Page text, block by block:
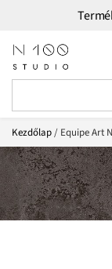
Kezdőlap/ Equipe Art